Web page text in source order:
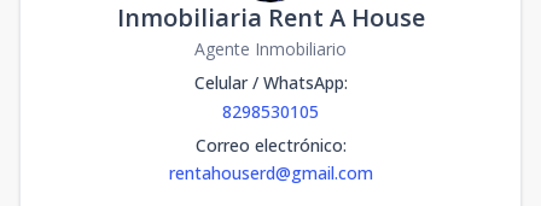
Inmobiliaria Rent A House
Agente Inmobiliario
Celular / WhatsApp:
8298530105
Correo electrónico:
rentahouserd@gmail.com